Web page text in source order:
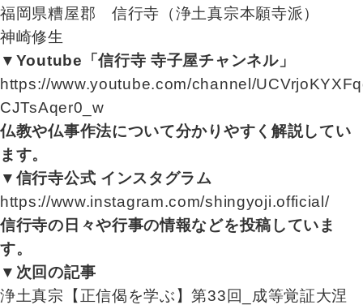
福岡県糟屋郡 信行寺（浄土真宗本願寺派）
神崎修生
▼Youtube「信行寺 寺子屋チャンネル」
https://www.youtube.com/channel/
CJTsAqer0_w
仏教や仏事作法について分かりやすく解説してい
ます。
▼信行寺公式 インスタグラム
https://www.instagram.com/shingyoji.official/
信行寺の日々や行事の情報などを投稿していま
す。
▼次回の記事
浄土真宗【正信偈を学ぶ】第33回_成等覚証大涅